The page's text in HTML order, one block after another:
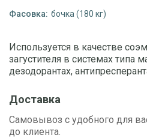
Фасовка: бочка (180 кг)
Используется в качестве
загустителя в системах типа
дезодорантах,
Доставка
Самовывоз с удобного для
до клиента.